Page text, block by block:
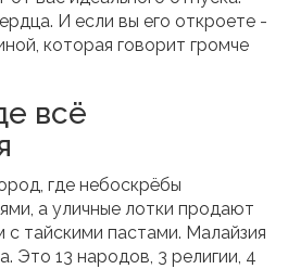
И если вы его откроете -
которая говорит громче
всё
где небоскрёбы
а уличные лотки продают
тайскими пастами. Малайзия
Это 13 народов, 3 религии, 4